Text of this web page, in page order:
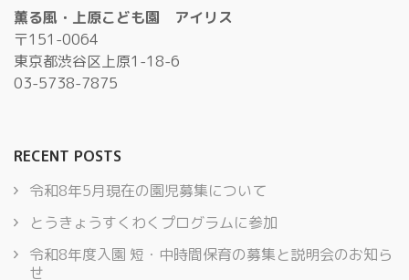
薫る風・上原こども園 アイリス
〒151-0064
東京都渋谷区上原1-18-6
03-5738-7875
RECENT POSTS
令和8年5月現在の園児募集について
とうきょうすくわくプログラムに参加
令和8年度入園 短・中時間保育の募集と説明会のお知ら
せ